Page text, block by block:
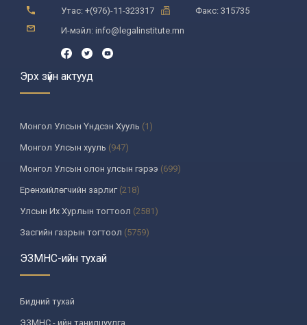
Утас: +(976)-11-323317
Факс: 315735
И-мэйл: info@legalinstitute.mn
Эрх зүйн актууд
Монгол Улсын Үндсэн Хууль (1)
Монгол Улсын хууль (947)
Монгол Улсын олон улсын гэрээ (699)
Ерөнхийлөгчийн зарлиг(218)
Улсын Их Хурлын тогтоол (2581)
Засгийн газрын тогтоол (5759)
Үндсэн хуулийн цэцийн шийдвэр
Улсын дээд шүүхийн тогтоол
УИХ-аас томилогддог байгууллагын дарга, түүнтэй адилтгах албан
тушаалтны шийдвэр
ЭЗМНС-ийн тухай
Бидний тухай
ЭЗМНС - ийн танилцуулга